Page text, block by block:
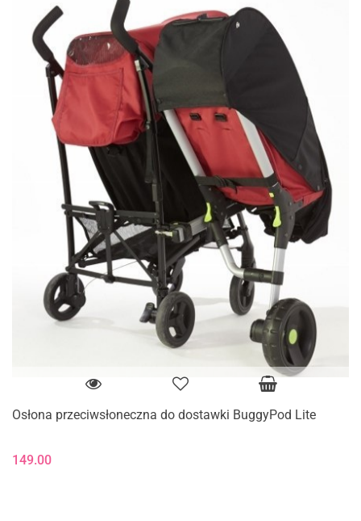
Osłona przeciwsłoneczna do dostawki BuggyPod Lite
149.00